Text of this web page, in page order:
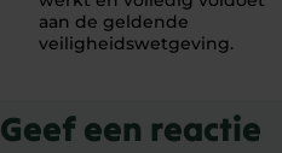
aan de geldende
veiligheidswetgeving.
Geef een reactie